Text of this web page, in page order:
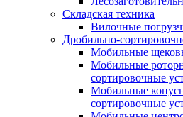
Складская техника
Вилочные
Дробильно-
Мобильные
Мобильные
сортировочные
Мобильные
сортировочные